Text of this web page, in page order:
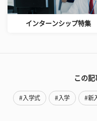
インターンシップ特集
この
#入学式 #入学 #新